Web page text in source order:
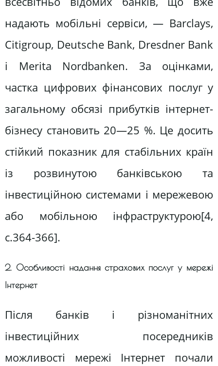
надають мобільні сервіси, — Barclays,
Citigroup, Deutsche Bank, Dresdner Bank
і Merita Nordbanken. За оцінками,
частка цифрових фінансових послуг у
загальному обсязі прибутків інтернет-
бізнесу становить 20—25 %. Це досить
стійкий показник для стабільних країн
із розвинутою банківською та
інвестиційною системами і мережевою
або мобільною інфраструктурою[4,
c.364-366].
2. Особливості надання страхових послуг у мережі
Інтернет
Після банків і різноманітних
інвестиційних посередників
можливості мережі Інтернет почали